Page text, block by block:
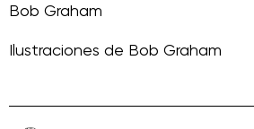
Bob Graham
Ilustraciones de Bob Graham